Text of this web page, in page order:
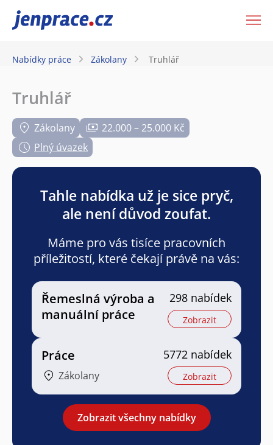
JenPráce.cz
Nabídky práce Zákolany Truhlář
Truhlář
Zákolany
22.000 – 25.000 Kč
Plný úvazek
Tahle nabídka už je sice pryč,
ale není důvod zoufat.
Máme pro vás tisíce pracovních
příležitostí, které čekají právě na vás:
Řemeslná výroba a
manuální práce
298 nabídek
Zobrazit
Práce
Zákolany
5772 nabídek
Zobrazit
Zobrazit všechny nabídky